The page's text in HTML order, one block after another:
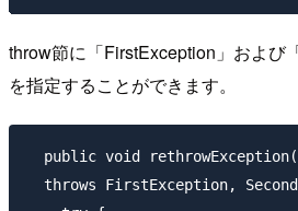
throw節に「FirstException」および
を指定することができます。
public void
throws FirstException,